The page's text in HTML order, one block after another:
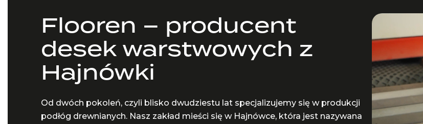
Flooren – producent
desek warstwowych z
Hajnówki
Od dwóch pokoleń, czyli blisko dwudziestu lat specjalizujemy się w produkcji
podłóg drewnianych. Nasz zakład mieści się w Hajnówce, która jest nazywana